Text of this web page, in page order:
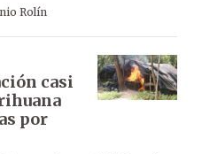
Rolín
casi
por